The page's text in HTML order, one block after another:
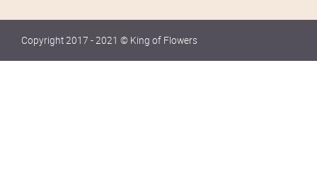
Copyright 2017 - 2021 © King of Flowers